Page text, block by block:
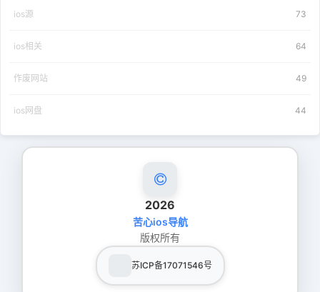
ios源 73
ios相关 64
作废网站 49
ios网盘 44
2026
苦心ios导航
版权所有
苏ICP备17071546号